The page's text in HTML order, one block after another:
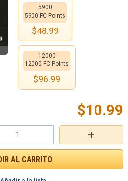
+
$10.99
5900
5900 FC Points
$48.99
12000
12000 FC Points
$96.99